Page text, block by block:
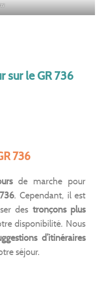
sur le GR 736
736
de marche pour
. Cependant, il est
des tronçons plus
disponibilité. Nous
d’itinéraires
séjour.